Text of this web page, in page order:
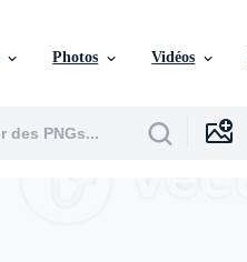
Photos Vidéos